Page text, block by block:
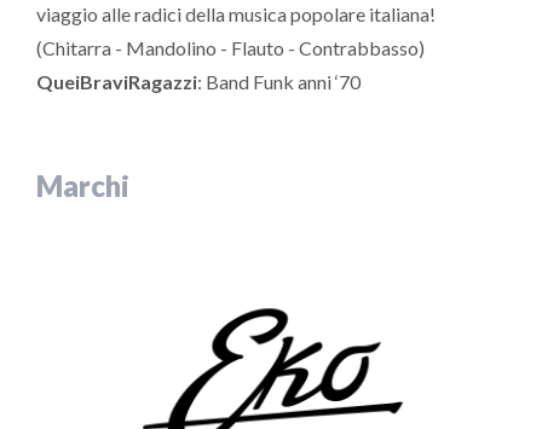
viaggio alle radici della musica popolare italiana!
(Chitarra - Mandolino - Flauto - Contrabbasso)
QueiBraviRagazzi: Band Funk anni ‘70
Marchi